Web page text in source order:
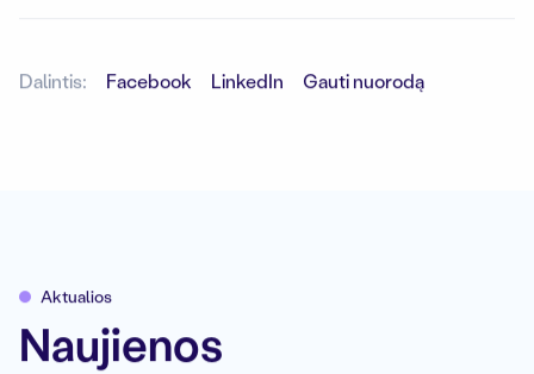
Dalintis: Facebook LinkedIn Gauti nuorodą
Aktualios
Naujienos